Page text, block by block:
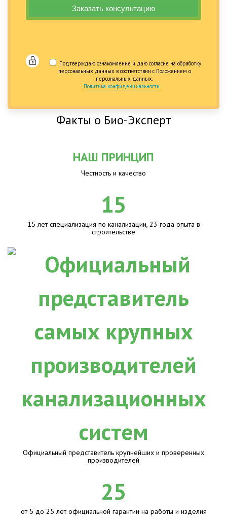
Подтверждаю ознакомление и даю согласие на обработку
персональных данных в соответствии с Положением о
персональных данных.
Политика конфиденциальности
Факты о Био-Эксперт
НАШ ПРИНЦИП
Честность и качество
15
15 лет специализация по канализации, 23 года опыта в
строительстве
Официальный представитель крупнейших и проверенных
производителей
25
от 5 до 25 лет официальной гарантии на работы и изделия